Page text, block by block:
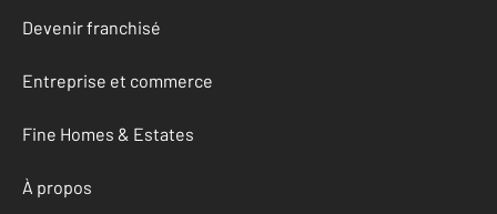
Devenir franchisé
Entreprise et commerce
Fine Homes & Estates
À propos